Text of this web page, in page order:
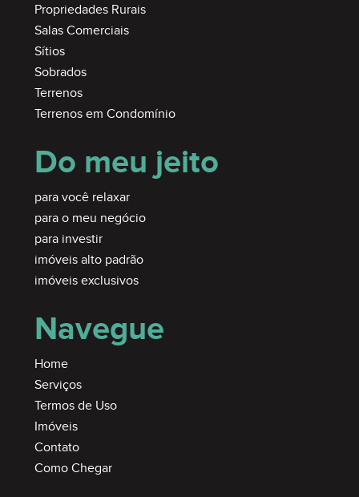
Propriedades Rurais
Salas Comerciais
Sítios
Sobrados
Terrenos
Terrenos em Condomínio
Do meu jeito
para você relaxar
para o meu negócio
para investir
imóveis alto padrão
imóveis exclusivos
Navegue
Home
Serviços
Termos de Uso
Imóveis
Contato
Como Chegar